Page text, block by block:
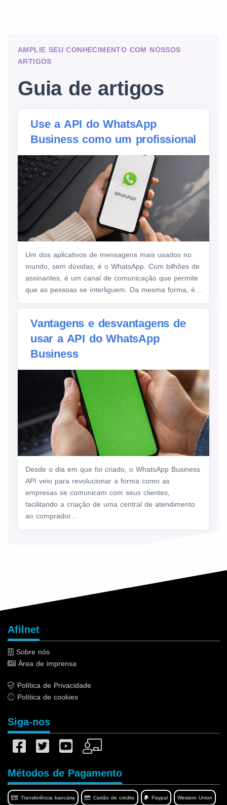
AMPLIE SEU CONHECIMENTO COM NOSSOS
ARTIGOS
Guia de artigos
Use a API do WhatsApp
Business como um profissional
Um dos aplicativos de mensagens mais usados no
mundo, sem dúvidas, é o WhatsApp. Com bilhões de
assinantes, é um canal de comunicação que permite
que as pessoas se interliguem. Da mesma forma, é...
Vantagens e desvantagens de
usar a API do WhatsApp
Business
Desde o dia em que foi criado, o WhatsApp Business
API veio para revolucionar a forma como as
empresas se comunicam com seus clientes,
facilitando a criação de uma central de atendimento
ao comprador...
Afilnet
Sobre nós
Área de imprensa
Política de Privacidade
Política de cookies
Siga-nos
Métodos de Pagamento
Transferência bancária Cartão de crédito Paypal Western Union